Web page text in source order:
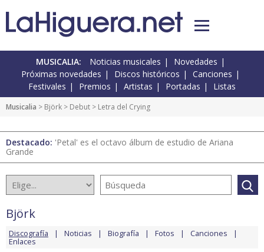
MUSICALIA: Noticias musicales
Novedades
Próximas novedades
Discos históricos
Canciones
Festivales
Premios Artistas Portadas Listas
Musicalia > Björk > Debut > Letra del Crying
Destacado: 'Petal' es el octavo álbum de estudio de Ariana
Grande
Björk
Discografía Noticias Biografía Fotos Canciones
Enlaces